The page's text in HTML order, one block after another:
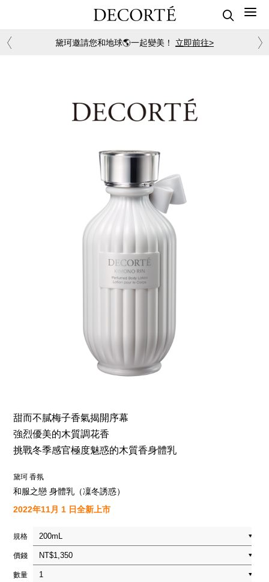
黛珂邀請您和地球🌎一起變美！ 立即前往>
甜而不膩梅子香氣揭開序幕
強烈優美的木質調花香
挑戰冬季感官極度魅惑的木質香身體乳
黛珂 香氛
和服之戀 身體乳（凜冬誘惑）
2022年11月 1 日全新上市
規格
價錢
數量